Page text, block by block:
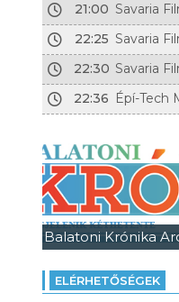
21:00 Savaria
22:25 Savaria
22:30 Savaria
22:36 Épí-Tech
Balatoni Krónika
ELÉRHETŐSÉGEK